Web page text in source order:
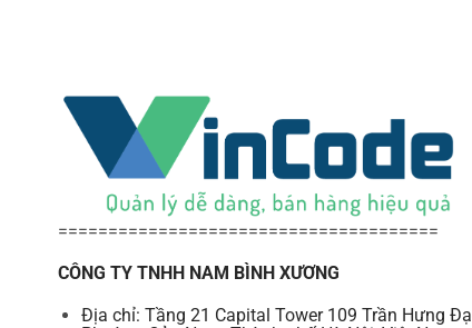
======================================
CÔNG TY TNHH NAM BÌNH XƯƠNG
Địa chỉ: Tầng 21 Capital Tower 109 Trần Hưng